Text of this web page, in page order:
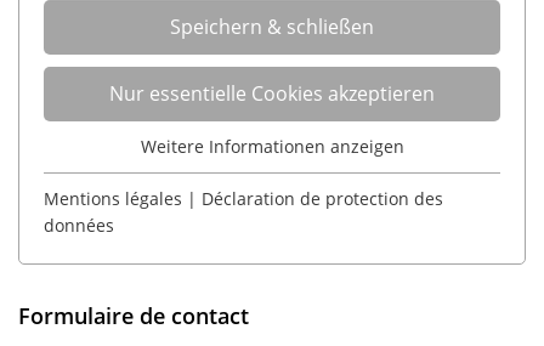
Speichern & schließen
Nur essentielle Cookies akzeptieren
Essentiell
Essentielle Cookies werden für grundlegende
Funktionen der Webseite benötigt. Dadurch ist
gewährleistet, dass die Webseite einwandfrei
Weitere Informationen anzeigen
Mentions légales | Déclaration de protection des
données
Formulaire de contact